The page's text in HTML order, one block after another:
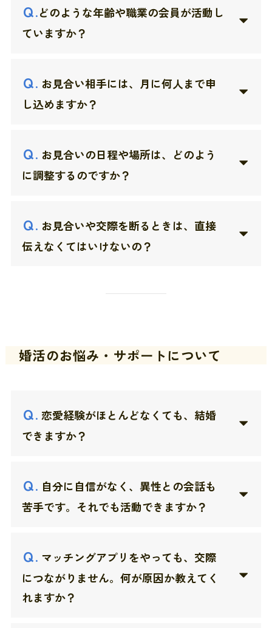
Ｑ.どのような年齢や職業の会員が活動し
ていますか？
Ｑ. お見合い相手には、月に何人まで申
し込めますか？
Ｑ. お見合いの日程や場所は、どのよう
に調整するのですか？
Ｑ. お見合いや交際を断るときは、直接
伝えなくてはいけないの？
婚活のお悩み・サポートについて
Ｑ. 恋愛経験がほとんどなくても、結婚
できますか？
Ｑ. 自分に自信がなく、異性との会話も
苦手です。それでも活動できますか？
Ｑ. マッチングアプリをやっても、交際
につながりません。何が原因か教えてく
れますか？